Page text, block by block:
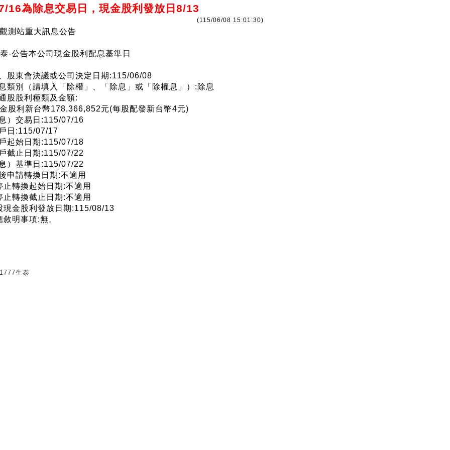
16為除息交易日，現金股利發放日8/13
(115/06/08 15:01:30)
測站重大訊息公告
-公告本公司現金股利配息基準日
股東會決議或公司決定日期:115/06/08
類別（請填入「除權」、「除息」或「除權息」）:除息
股股利種類及金額:
股利新台幣178,366,852元(每股配發新台幣4元)
）交易日:115/07/16
日:115/07/17
起始日期:115/07/18
截止日期:115/07/22
）基準日:115/07/22
申請轉換日期:不適用
止轉換起始日期:不適用
止轉換截止日期:不適用
現金股利發放日期:115/08/13
明事項:無。
1777生泰